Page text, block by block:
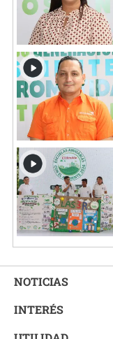
NOTICIAS
INTERÉS